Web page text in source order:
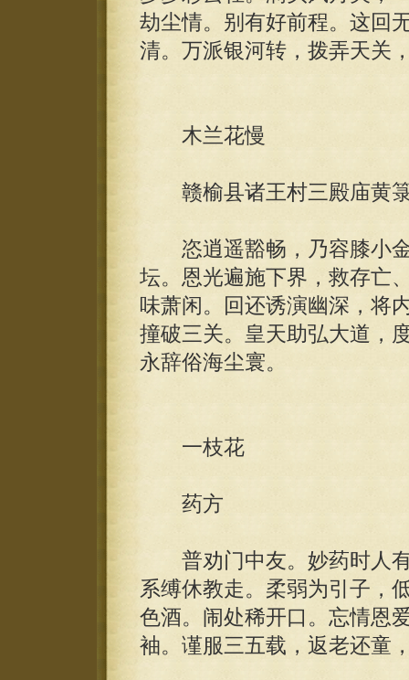
劫尘情。别有好前程。这回
清。万派银河转，拨弄天关
木兰花慢
赣榆县诸王村三殿庙黄
恣逍遥豁畅，乃容膝小金
坛。恩光遍施下界，救存亡
味萧闲。回还诱演幽深，将
撞破三关。皇天助弘大道，
永辞俗海尘寰。
一枝花
药方
普劝门中友。妙药时人有
系缚休教走。柔弱为引子，
色酒。闹处稀开口。忘情恩
袖。谨服三五载，返老还童